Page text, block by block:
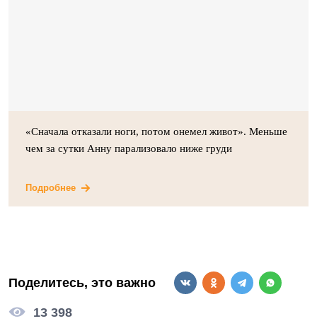
«Сначала отказали ноги, потом онемел живот». Меньше
чем за сутки Анну парализовало ниже груди
Подробнее
Поделитесь, это важно
13 398